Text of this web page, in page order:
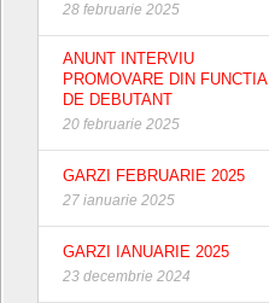
28 februarie 2025
ANUNT INTERVIU
PROMOVARE DIN FUNCTIA
DE DEBUTANT
20 februarie 2025
GARZI FEBRUARIE 2025
27 ianuarie 2025
GARZI IANUARIE 2025
23 decembrie 2024